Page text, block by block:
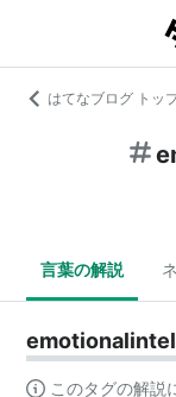
はてなブログ トッ
言葉の解説
このタグの解説